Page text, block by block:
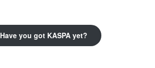
Have you got KASPA yet?